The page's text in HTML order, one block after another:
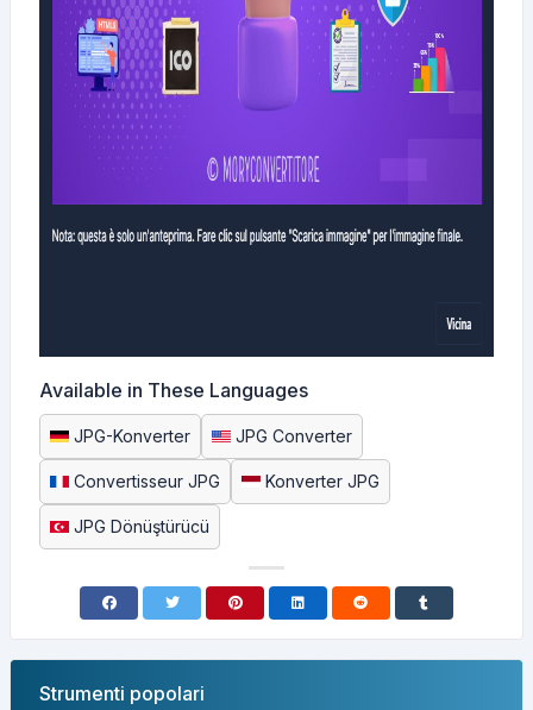
Available in These Languages
JPG-Konverter JPG Converter
Convertisseur JPG Konverter JPG
JPG Dönüştürücü
Strumenti popolari